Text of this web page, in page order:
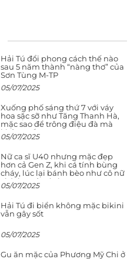
Hải Tú đổi phong cách thế nào
sau 5 năm thành “nàng thơ” của
Sơn Tùng M-TP
05/07/2025
Xuống phố sáng thứ 7 với váy
hoa sặc sỡ như Tăng Thanh Hà,
mặc sao để trông điệu đà mà
không sến
05/07/2025
Nữ ca sĩ U40 nhưng mặc đẹp
hơn cả Gen Z, khi cá tính bùng
cháy, lúc lại bánh bèo như cô nữ
chính ngôn tình
05/07/2025
Hải Tú đi biển không mặc bikini
vẫn gây sốt
05/07/2025
Gu ăn mặc của Phương Mỹ Chi ở